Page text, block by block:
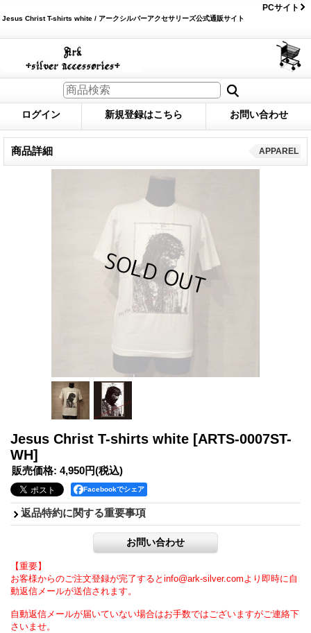
Jesus Christ T-shirts white / アークシルバーアクセサリーズ公式通販サイト
PCサイト
ログイン 新規登録はこちら お問い合わせ
商品詳細 APPAREL
Jesus Christ T-shirts white [ARTS-0007ST-
WH]
販売価格: 4,950円(税込)
Facebookでシェア
返品特約に関する重要事項
【重要】
お客様からのご注文登録が完了するとinfo@ark-silver.comより即時に自
動返信メールが送信されます。
自動返信メールが届いていない場合はお手数ではございますがご連絡下
さいませ。